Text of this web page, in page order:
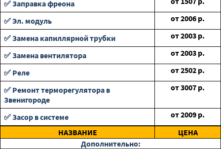
✅ Заправка фреона
✅ Эл. модуль
от2006 р.
✅ Замена капиллярной трубки
от2003 р.
✅ Замена вентилятора
от2003 р.
✅ Реле
от2502 р.
✅ Ремонт терморегулятора в
Звенигороде
от3007 р.
✅ Засор в системе от2009 р.
НАЗВАНИЕ
ЦЕНА
Дополнительно: